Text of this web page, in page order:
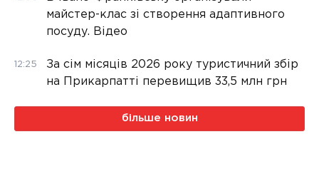
майстер-клас зі створення адаптивного
посуду. Відео
12:25
За сім місяців 2026 року туристичний збір
на Прикарпатті перевищив 33,5 млн грн
більше новин